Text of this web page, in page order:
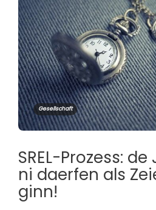
Gesellschaft
SREL-Prozess:
ni daerfen als
ginn!